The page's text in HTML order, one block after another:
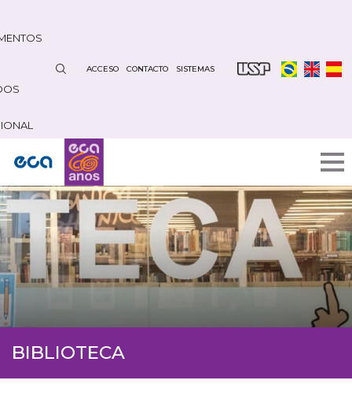
contenido
ACCESO CONTACTO SISTEMAS
BIBLIOTECA